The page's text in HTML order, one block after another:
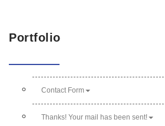
Portfolio
Contact Form
Thanks! Your mail has been sent!